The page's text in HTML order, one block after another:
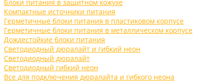
Блоки питания в защитном кожухе
Компактные источники питания
Герметичные блоки питания в пластиковом корпусе
Герметичные блоки питания в металлическом корпусе
Дождестойкие блоки питания
Светодиодный дюралайт и гибкий неон
Светодиодный дюралайт
Светодиодный гибкий неон
Все для подключения дюралайта и гибкого неона